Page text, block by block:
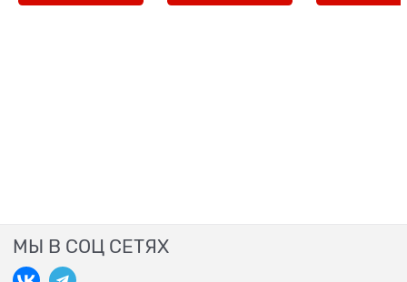
МЫ В СОЦ СЕТЯХ